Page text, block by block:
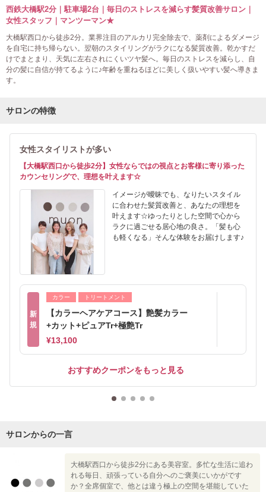
西鉄大橋駅2分｜駐車場2台｜毎日のストレスを減らす髪質改善サロン｜
女性スタッフ｜マンツーマン★
大橋駅西口から徒歩2分。業界注目のアルカリ完全除去で、薬剤によるダメージ
を自宅に持ち帰らない。翌朝のスタイリングがラクになる髪質改善。乾かすだ
けでまとまり、天気に左右されにくいツヤ髪へ。毎日のストレスを減らし、自
分の髪に自信が持てるように♪年齢を重ねるほどに美しく扱いやすい髪へ導きま
す。
サロンの特徴
女性スタイリストが多い
【大橋駅西口から徒歩2分】女性ならではの視点とお客様に寄り添った
カウンセリングで、理想を叶えます☆
イメージが曖昧でも、なりたいスタイル
に合わせた髪質改善と、あなたの理想を
叶えます☆ゆったりとした空間で心から
ラクに過ごせる居心地の良さ。「髪も心
も軽くなる」そんな体験をお届けします♪
新
規
カラー トリートメント
【カラーヘアケアコース】艶髪カラー
+カット+ピュアTr+極艶Tr
¥13,100
おすすめクーポンをもっと見る
サロンからの一言
大橋駅西口から徒歩2分にある美容室。多忙な生活に追わ
れる毎日、頑張っている自分へのご褒美にいかがです
か？全席個室で、他とは違う極上の空間を堪能していた